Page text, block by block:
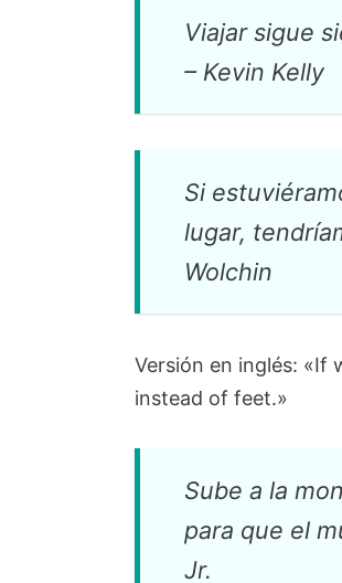
Viajar sigue
– Kevin Kelly
Si
lugar,
Wolchin
Versión en inglés: «If
instead of feet.»
Sube a la
para que el
Jr.